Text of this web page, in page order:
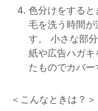
色分けをする
毛を洗う時間が
す。 小さな部
紙や広告ハガ
たものでカバー
＜こんなときは？＞